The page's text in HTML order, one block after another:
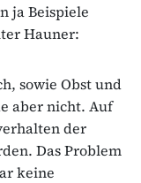
ja Beispiele
Hauner:
sowie Obst und
aber nicht. Auf
der
Das Problem
keine